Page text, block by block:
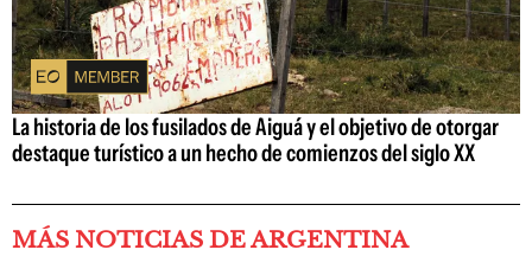
La historia de los fusilados de Aiguá y el objetivo de otorgar
destaque turístico a un hecho de comienzos del siglo XX
MÁS NOTICIAS DE ARGENTINA